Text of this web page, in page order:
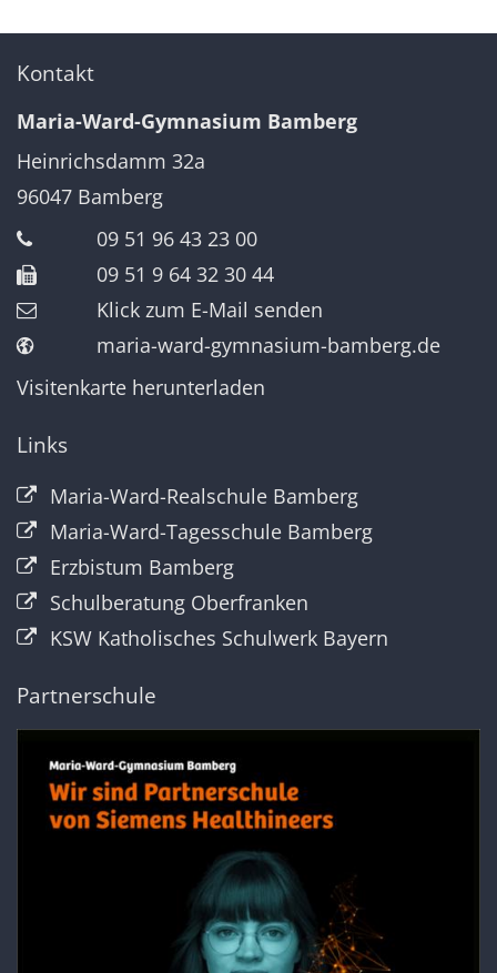
Kontakt
Maria-Ward-Gymnasium Bamberg
Heinrichsdamm 32a
96047 Bamberg
09 51 96 43 23 00
09 51 9 64 32 30 44
Klick zum E-Mail senden
maria-ward-gymnasium-bamberg.de
Visitenkarte herunterladen
Links
Maria-Ward-Realschule Bamberg
Maria-Ward-Tagesschule Bamberg
Erzbistum Bamberg
Schulberatung Oberfranken
KSW Katholisches Schulwerk Bayern
Partnerschule